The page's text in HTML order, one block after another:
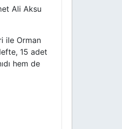
Ali Aksu
ile Orman
15 adet
hem de